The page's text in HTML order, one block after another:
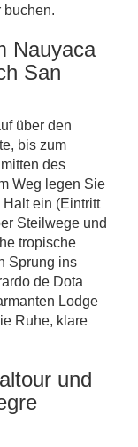
buchen.
Nauyaca
San
über den
bis zum
des
Weg legen Sie
ein (Eintritt
Steilwege und
tropische
Sprung ins
de Dota
Lodge
Ruhe, klare
und